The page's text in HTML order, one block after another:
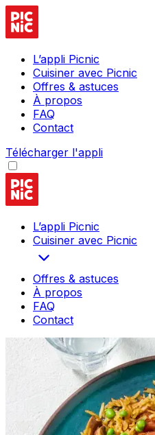
L’appli Picnic
Cuisiner avec Picnic
Offres & astuces
À propos
FAQ
Contact
Télécharger l'appli
L’appli Picnic
Cuisiner avec Picnic
Offres & astuces
À propos
FAQ
Contact